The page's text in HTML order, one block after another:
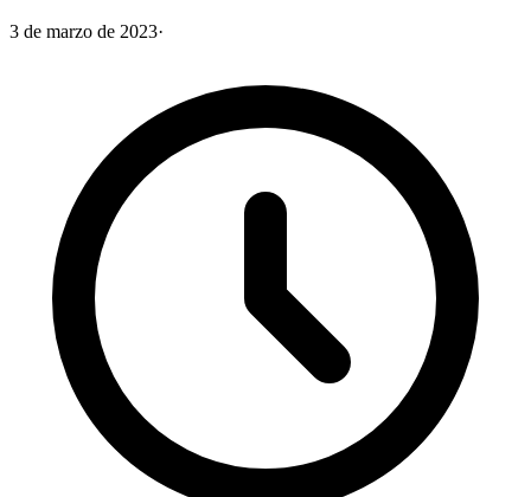
3 de marzo de 2023·